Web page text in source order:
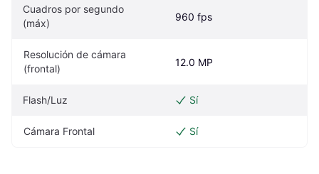
Cuadros por segundo
(máx)
960 fps
Resolución de cámara
(frontal)
12.0 MP
Flash/Luz Sí
Cámara Frontal Sí